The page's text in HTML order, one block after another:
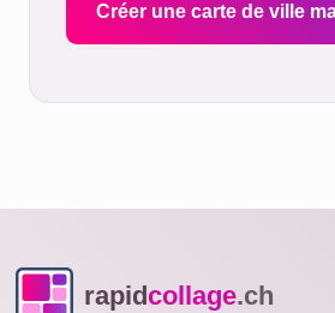
Créer une carte de ville
rapidcollage.ch